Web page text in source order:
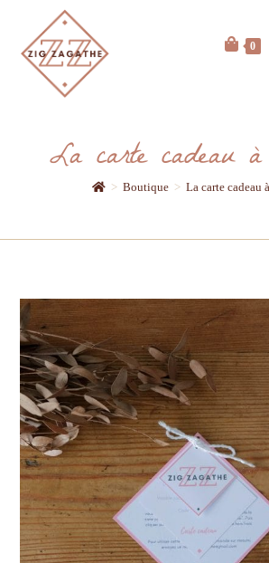
0
La carte cadeau à
> Boutique > La carte cadeau